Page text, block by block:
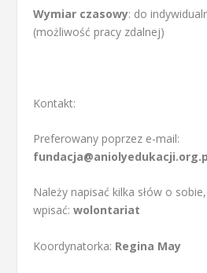
Wymiar czasowy: do
(możliwość pracy zdalnej)
Kontakt:
Preferowany poprzez e-mail:
Należy napisać kilka słów o
wpisać:wolontariat
Koordynatorka: Regina May